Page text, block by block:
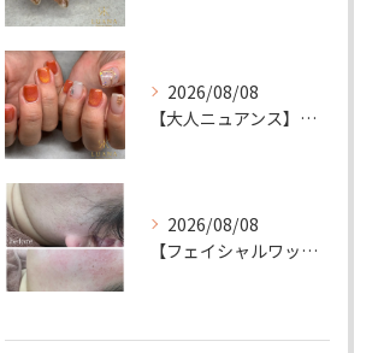
2026/08/08
【大人ニュアンス】マグネット×ぷっくりミラーのニュアンスデザイン
2026/08/08
【フェイシャルワックスで、毛質にも変化が…🤍】